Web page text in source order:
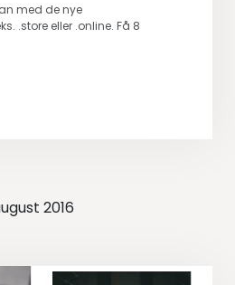
med de nye
.store eller .online. Få 8
2016